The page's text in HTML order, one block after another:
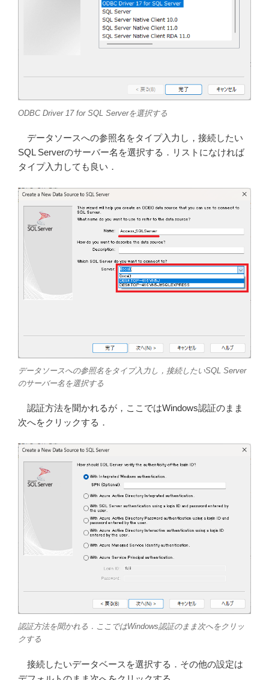
ODBC Driver 17 for SQL Serverを選択する
データソースへの参照名をタイプ入力し，接続したい
SQL Serverのサーバー名を選択する．リストになければ
タイプ入力しても良い．
データソースへの参照名をタイプ入力し，接続したいSQL Server
のサーバー名を選択する
認証方法を聞かれるが，ここではWindows認証のまま
次へをクリックする．
認証方法を聞かれる．ここではWindows認証のまま次へをクリッ
クする
接続したいデータベースを選択する．その他の設定は